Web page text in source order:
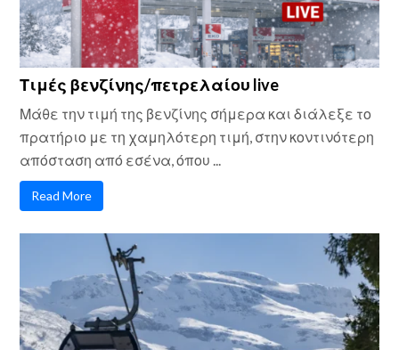
Τιμές βενζίνης/πετρελαίου live
Μάθε την τιμή της βενζίνης σήμερα και διάλεξε το
πρατήριο με τη χαμηλότερη τιμή, στην κοντινότερη
απόσταση από εσένα, όπου ...
Read More